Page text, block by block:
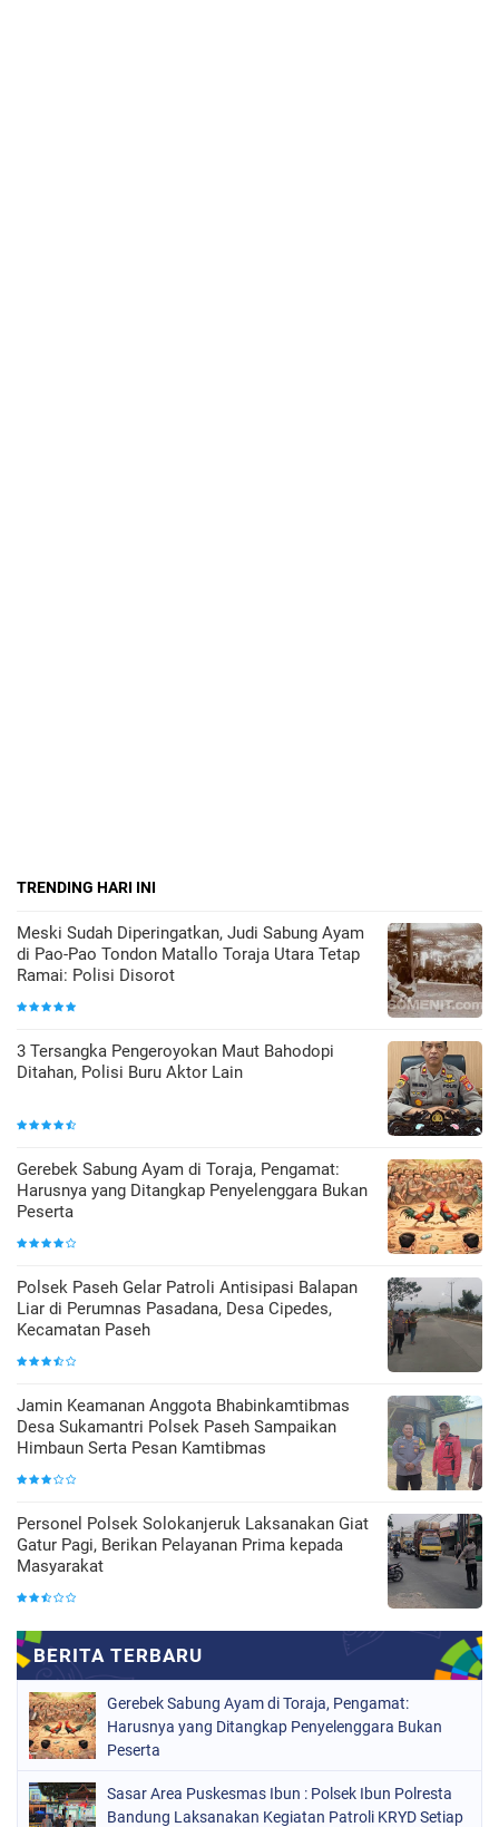
TRENDING HARI INI
Meski Sudah Diperingatkan, Judi Sabung Ayam
di Pao-Pao Tondon Matallo Toraja Utara Tetap
Ramai: Polisi Disorot
3 Tersangka Pengeroyokan Maut Bahodopi
Ditahan, Polisi Buru Aktor Lain
Gerebek Sabung Ayam di Toraja, Pengamat:
Harusnya yang Ditangkap Penyelenggara Bukan
Peserta
Polsek Paseh Gelar Patroli Antisipasi Balapan
Liar di Perumnas Pasadana, Desa Cipedes,
Kecamatan Paseh
Jamin Keamanan Anggota Bhabinkamtibmas
Desa Sukamantri Polsek Paseh Sampaikan
Himbaun Serta Pesan Kamtibmas
Personel Polsek Solokanjeruk Laksanakan Giat
Gatur Pagi, Berikan Pelayanan Prima kepada
Masyarakat
Gerebek Sabung Ayam di Toraja, Pengamat:
Harusnya yang Ditangkap Penyelenggara Bukan
Peserta
Sasar Area Puskesmas Ibun : Polsek Ibun Polresta
Bandung Laksanakan Kegiatan Patroli KRYD Setiap